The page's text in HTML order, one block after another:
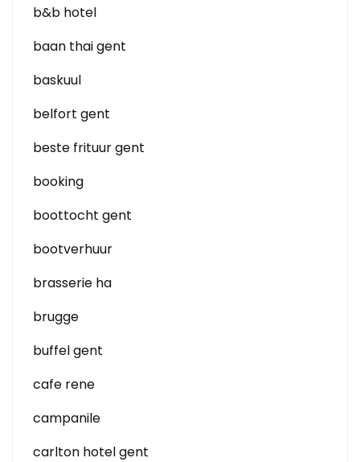
b&b hotel
baan thai gent
baskuul
belfort gent
beste frituur gent
booking
boottocht gent
bootverhuur
brasserie ha
brugge
buffel gent
cafe rene
campanile
carlton hotel gent